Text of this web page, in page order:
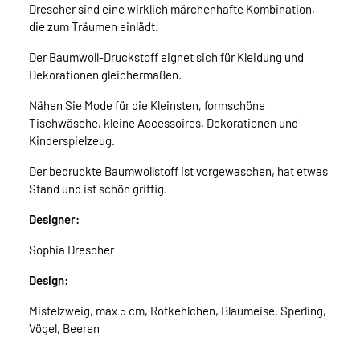
Drescher sind eine wirklich märchenhafte Kombination,
die zum Träumen einlädt.
Der Baumwoll-Druckstoff eignet sich für Kleidung und
Dekorationen gleichermaßen.
Nähen Sie Mode für die Kleinsten, formschöne
Tischwäsche, kleine Accessoires, Dekorationen und
Kinderspielzeug.
Der bedruckte Baumwollstoff ist vorgewaschen, hat etwas
Stand und ist schön griffig.
Designer:
Sophia Drescher
Design:
Mistelzweig, max 5 cm, Rotkehlchen, Blaumeise. Sperling,
Vögel, Beeren